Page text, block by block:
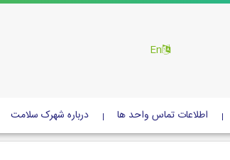
En
اطلاعات تماس واحد ها درباره شهرک سلامت